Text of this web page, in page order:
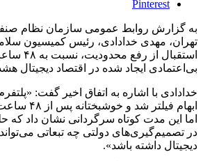
Pinterest
به گزارش روابط عمومی سازمان نظام
تهران، مهدی خدادادی، رئیس کمیسیون
استقبال
بی‌اعتمادی ایجاد شده در اقتصاد دیجیتال
خدادادی با اشاره به اتفاق اخیر گفت: «پلتفرم
ابهام
اما این مدت کوتاه سرگردانی نشان داد که
در تصمیم‌گیری‌های دولتی چه تبعاتی می‌تواند
دیجیتال داشته باشد».